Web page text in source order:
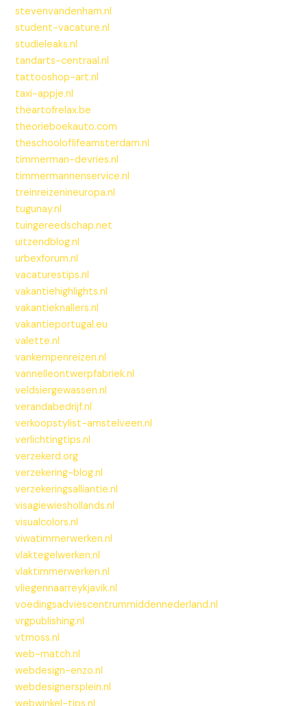
stevenvandenham.nl
student-vacature.nl
studieleaks.nl
tandarts-centraal.nl
tattooshop-art.nl
taxi-appje.nl
theartofrelax.be
theorieboekauto.com
theschooloflifeamsterdam.nl
timmerman-devries.nl
timmermannenservice.nl
treinreizenineuropa.nl
tugunay.nl
tuingereedschap.net
uitzendblog.nl
urbexforum.nl
vacaturestips.nl
vakantiehighlights.nl
vakantieknallers.nl
vakantieportugal.eu
valette.nl
vankempenreizen.nl
vannelleontwerpfabriek.nl
veldsiergewassen.nl
verandabedrijf.nl
verkoopstylist-amstelveen.nl
verlichtingtips.nl
verzekerd.org
verzekering-blog.nl
verzekeringsalliantie.nl
visagiewieshollands.nl
visualcolors.nl
viwatimmerwerken.nl
vlaktegelwerken.nl
vlaktimmerwerken.nl
vliegennaarreykjavik.nl
voedingsadviescentrummiddennederland.nl
vrgpublishing.nl
vtmoss.nl
web-match.nl
webdesign-enzo.nl
webdesignersplein.nl